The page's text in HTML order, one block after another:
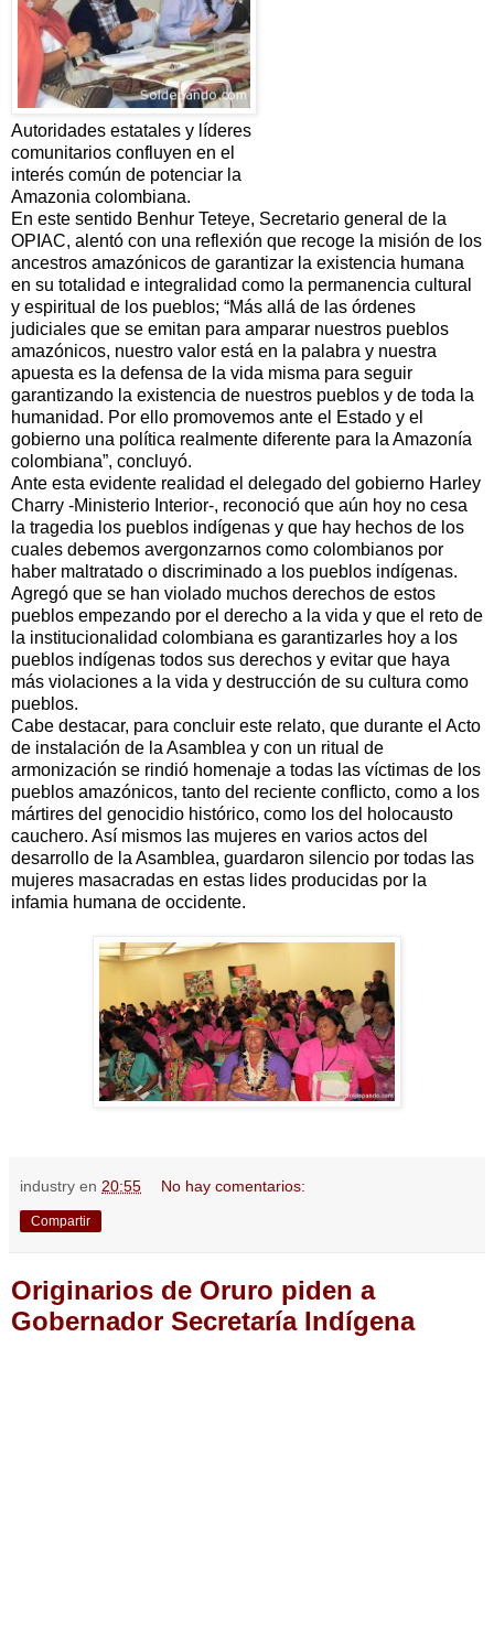
Autoridades estatales y líderes
comunitarios confluyen en el
interés común de potenciar la
Amazonia colombiana.
En este sentido Benhur Teteye, Secretario general de la
OPIAC, alentó con una reflexión que recoge la misión de los
ancestros amazónicos de garantizar la existencia humana
en su totalidad e integralidad como la permanencia cultural
y espiritual de los pueblos; “Más allá de las órdenes
judiciales que se emitan para amparar nuestros pueblos
amazónicos, nuestro valor está en la palabra y nuestra
apuesta es la defensa de la vida misma para seguir
garantizando la existencia de nuestros pueblos y de toda la
humanidad. Por ello promovemos ante el Estado y el
gobierno una política realmente diferente para la Amazonía
colombiana”, concluyó.
Ante esta evidente realidad el delegado del gobierno Harley
Charry -Ministerio Interior-, reconoció que aún hoy no cesa
la tragedia los pueblos indígenas y que hay hechos de los
cuales debemos avergonzarnos como colombianos por
haber maltratado o discriminado a los pueblos indígenas.
Agregó que se han violado muchos derechos de estos
pueblos empezando por el derecho a la vida y que el reto de
la institucionalidad colombiana es garantizarles hoy a los
pueblos indígenas todos sus derechos y evitar que haya
más violaciones a la vida y destrucción de su cultura como
pueblos.
Cabe destacar, para concluir este relato, que durante el Acto
de instalación de la Asamblea y con un ritual de
armonización se rindió homenaje a todas las víctimas de los
pueblos amazónicos, tanto del reciente conflicto, como a los
mártires del genocidio histórico, como los del holocausto
cauchero. Así mismos las mujeres en varios actos del
desarrollo de la Asamblea, guardaron silencio por todas las
mujeres masacradas en estas lides producidas por la
infamia humana de occidente.
industry en 20:55 No hay comentarios:
Compartir
Originarios de Oruro piden a
Gobernador Secretaría Indígena